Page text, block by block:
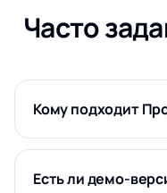
Часто
Кому подходит
Есть ли демо-